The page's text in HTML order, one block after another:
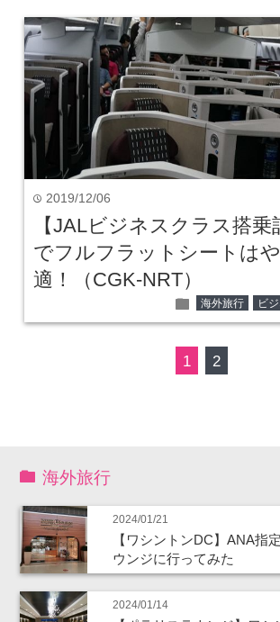
time 2019/12/06
【JALビジネスクラス搭乗
でフルフラットシートは
適！（CGK-NRT）
folder 海外旅行 ビ
1 2
海外旅行
2024/01/21
【ワシントンDC】ANA指
ウンジに行ってみた
2024/01/14